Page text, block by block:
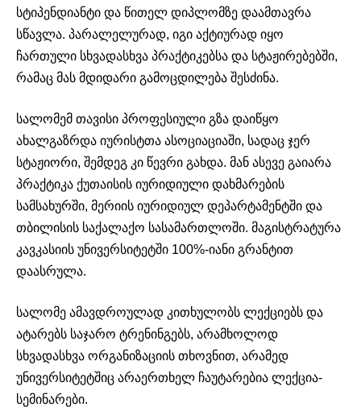
სტიპენდიანტი და წითელ დიპლომზე დაამთავრა
სწავლა. პარალელურად, იგი აქტიურად იყო
ჩართული სხვადასხვა პრაქტიკებსა და სტაჟირებებში,
რამაც მას მდიდარი გამოცდილება შესძინა.
სალომემ თავისი პროფესიული გზა დაიწყო
ახალგაზრდა იურისტთა ასოციაციაში, სადაც ჯერ
სტაჟიორი, შემდეგ კი წევრი გახდა. მან ასევე გაიარა
პრაქტიკა ქუთაისის იურიდიული დახმარების
სამსახურში, მერიის იურიდიულ დეპარტამენტში და
თბილისის საქალაქო სასამართლოში. მაგისტრატურა
კავკასიის უნივერსიტეტში 100%-იანი გრანტით
დაასრულა.
სალომე ამავდროულად კითხულობს ლექციებს და
ატარებს საჯარო ტრენინგებს, არამხოლოდ
სხვადასხვა ორგანიზაციის თხოვნით, არამედ
უნივერსიტეტშიც არაერთხელ ჩაუტარებია ლექცია-
სემინარები.